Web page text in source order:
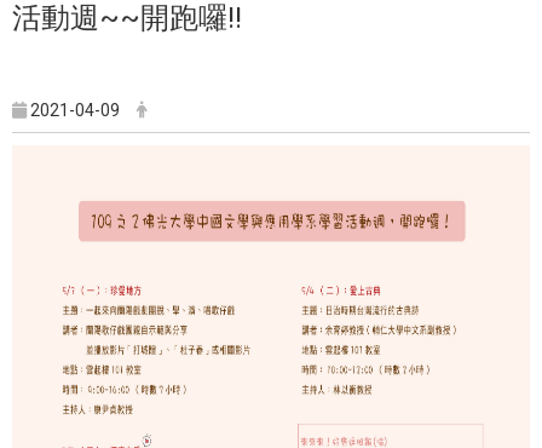
活動週~~開跑囉!!
2021-04-09